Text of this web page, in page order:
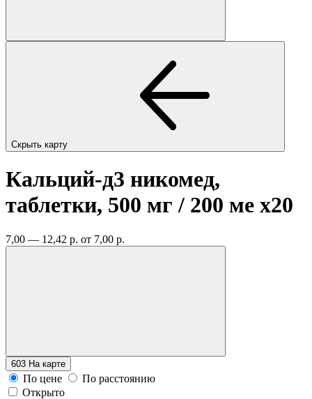
Скрыть карту
Кальций-д3 никомед,
таблетки, 500 мг / 200 ме x20
7,00 — 12,42 р. от 7,00 р.
603 На карте
По цене
По расстоянию
Открыто